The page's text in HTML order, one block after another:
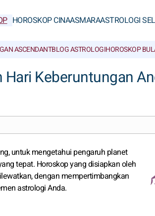
HOROSKOP CINAASMARAASTROLOGI
ASCENDANTBLOG ASTROLOGIHOROSKOP
Keberuntungan
untuk mengetahui pengaruh planet
tepat. Horoskop yang disiapkan oleh
dengan mempertimbangkan
astrologi Anda.